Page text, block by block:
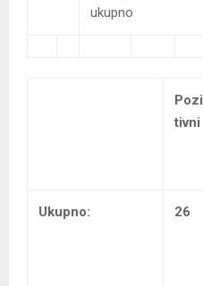
ukupno
Pozi
tivni
Ukupno: 26